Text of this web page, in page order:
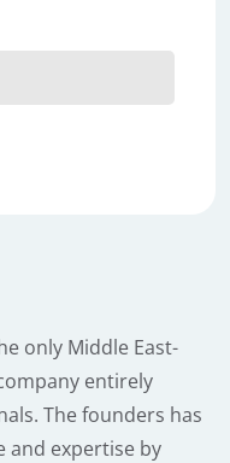
only Middle East-
entirely
The founders has
and expertise by